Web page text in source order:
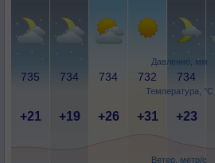
Давление, мм
Температура, °C
Ветер, метр/с
735 734 734 732 734
+21 +19 +26 +31 +23